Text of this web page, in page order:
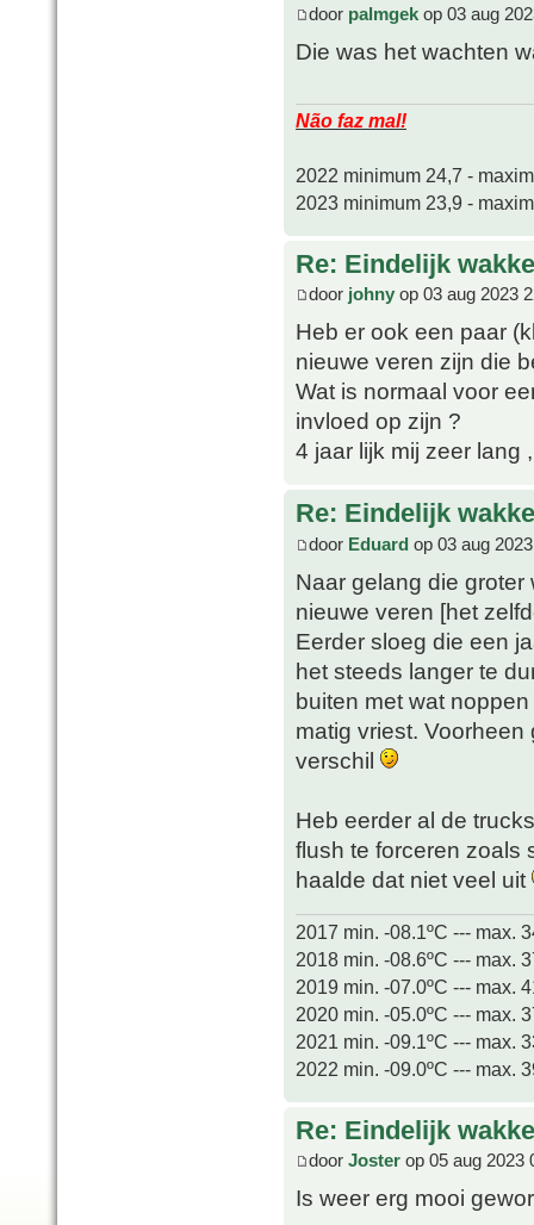
door palmgek op 03 aug
Die was het wachten
Não faz mal!
2022 minimum 24,7 -
2023 minimum 23,9 -
Re: Eindelijk
door johny op 03 aug 2023
Heb er ook een paar
nieuwe veren zijn die
Wat is normaal voor
invloed op zijn ?
4 jaar lijk mij zeer lang
Re: Eindelijk
door Eduard op 03 aug
Naar gelang die
nieuwe veren [het
Eerder sloeg die een
het steeds langer te
buiten met wat
matig vriest.
verschil
Heb eerder al de
flush te forceren zoals
haalde dat niet veel uit
2017 min. -08.1ºC --- max.
2018 min. -08.6ºC --- max.
2019 min. -07.0ºC --- max.
2020 min. -05.0ºC --- max.
2021 min. -09.1ºC --- max.
2022 min. -09.0ºC --- max.
Re: Eindelijk
door Joster op 05 aug 2023
Is weer erg mooi